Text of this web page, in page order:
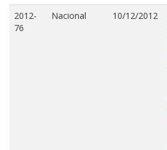
2012-
76
Nacional 10/12/2012